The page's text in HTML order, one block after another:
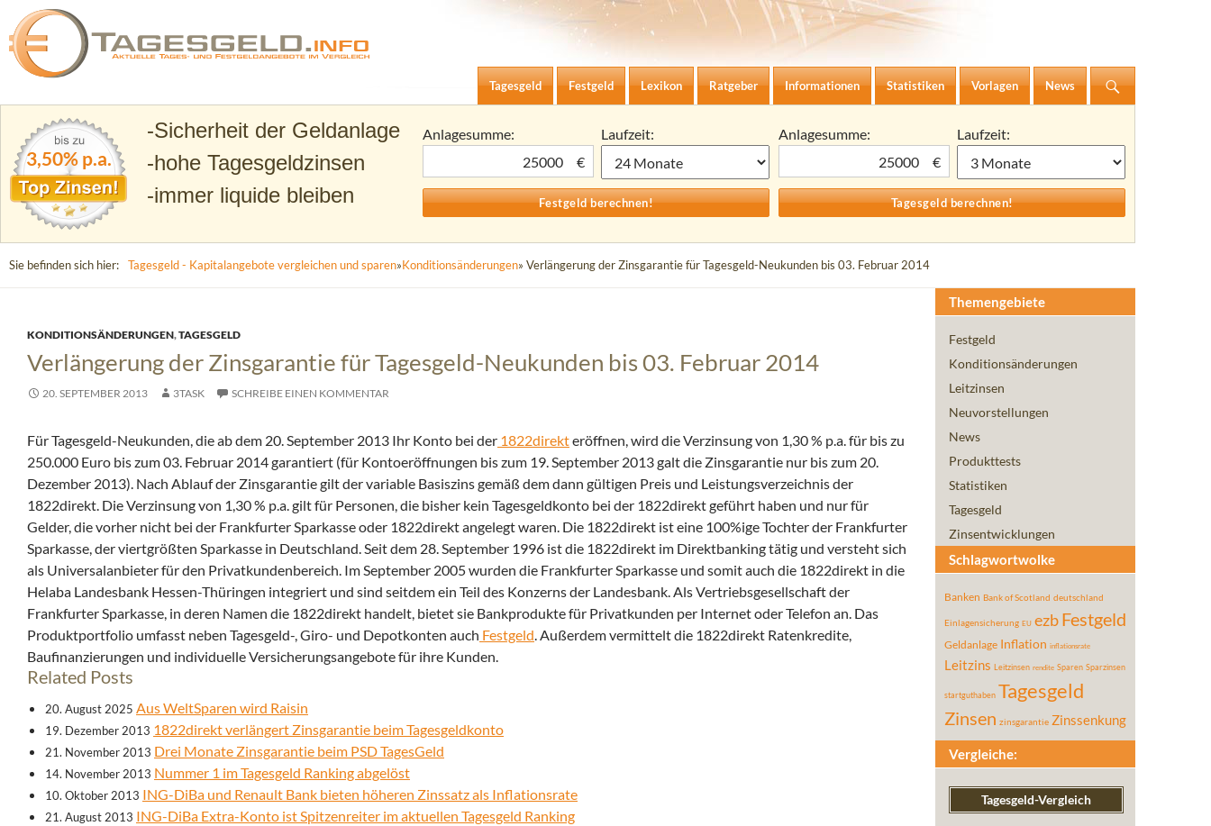
Tagesgeld.info – Tagesgeldkonten vergleichen und Tagesgeld-Zinsen berechnen
Zum Inhalt springen
Tagesgeld
Festgeld Lexikon Ratgeber Informationen Statistiken Vorlagen News
3,50% p.a.
Sicherheit der Geldanlage
hohe Tagesgeldzinsen
immer liquide bleiben
Anlagesumme:
€
Laufzeit:
Anlagesumme:
€
Laufzeit:
Sie befinden sich hier: Tagesgeld - Kapitalangebote vergleichen und sparen»Konditionsänderungen» Verlängerung der Zinsgarantie für Tagesgeld-Neukunden bis 03. Februar 2014
KONDITIONSÄNDERUNGEN,TAGESGELD
Verlängerung der Zinsgarantie für Tagesgeld-Neukunden bis 03. Februar 2014
20. SEPTEMBER 2013 3TASK SCHREIBE EINEN KOMMENTAR
Für Tagesgeld-Neukunden, die ab dem 20. September 2013 Ihr Konto bei der 1822direkteröffnen, wird die Verzinsung von 1,30 % p.a. für bis zu
250.000 Euro bis zum 03. Februar 2014 garantiert (für Kontoeröffnungen bis zum 19. September 2013 galt die Zinsgarantie nur bis zum 20.
Dezember 2013). Nach Ablauf der Zinsgarantie gilt der variable Basiszins gemäß dem dann gültigen Preis und Leistungsverzeichnis der
1822direkt. Die Verzinsung von 1,30 % p.a. gilt für Personen, die bisher kein Tagesgeldkonto bei der 1822direkt geführt haben und nur für
Gelder, die vorher nicht bei der Frankfurter Sparkasse oder 1822direkt angelegt waren. Die 1822direkt ist eine 100%ige Tochter der Frankfurter
Sparkasse, der viertgrößten Sparkasse in Deutschland. Seit dem 28. September 1996 ist die 1822direkt im Direktbanking tätig und versteht sich
als Universalanbieter für den Privatkundenbereich. Im September 2005 wurden die Frankfurter Sparkasse und somit auch die 1822direkt in die
Helaba Landesbank Hessen-Thüringen integriert und sind seitdem ein Teil des Konzerns der Landesbank. Als Vertriebsgesellschaft der
Frankfurter Sparkasse, in deren Namen die 1822direkt handelt, bietet sie Bankprodukte für Privatkunden per Internet oder Telefon an. Das
Produktportfolio umfasst neben Tagesgeld-, Giro- und Depotkonten auch Festgeld. Außerdem vermittelt die 1822direkt Ratenkredite,
Baufinanzierungen und individuelle Versicherungsangebote für ihre Kunden.
Related Posts
20. August 2025 Aus WeltSparen wird Raisin
19. Dezember 2013 1822direkt verlängert Zinsgarantie beim Tagesgeldkonto
21. November 2013 Drei Monate Zinsgarantie beim PSD TagesGeld
14. November 2013 Nummer 1 im Tagesgeld Ranking abgelöst
10. Oktober 2013 ING-DiBa und Renault Bank bieten höheren Zinssatz als Inflationsrate
21. August 2013 ING-DiBa Extra-Konto ist Spitzenreiter im aktuellen Tagesgeld Ranking
Themengebiete
Festgeld
Konditionsänderungen
Leitzinsen
Neuvorstellungen
News
Produkttests
Statistiken
Tagesgeld
Zinsentwicklungen
Schlagwortwolke
Banken Bank of Scotland deutschland
Einlagensicherung EU ezbFestgeld
Geldanlage Inflation inflationsrate
Leitzins Leitzinsen rendite Sparen Sparzinsen
startguthaben Tagesgeld
Zinsen zinsgarantie Zinssenkung
Vergleiche:
Tagesgeld-Vergleich